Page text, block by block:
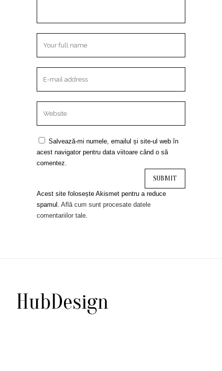
Salvează-mi numele, emailul și site-ul web în
acest navigator pentru data viitoare când o să
comentez.
Acest site folosește Akismet pentru a reduce
spamul. Află cum sunt procesate datele
comentariilor tale.